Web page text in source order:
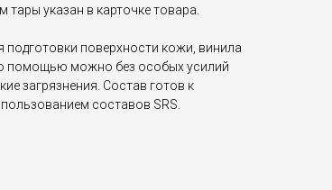
тары указан в карточке товара.
подготовки поверхности кожи, винила
помощью можно без особых усилий
загрязнения. Состав готов к
составов SRS.